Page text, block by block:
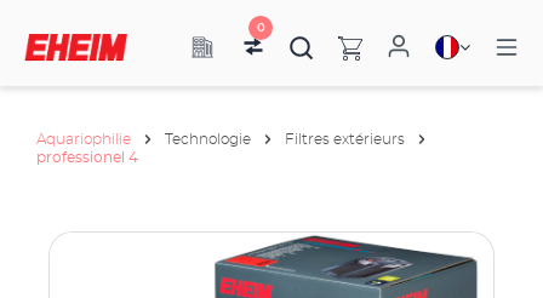
0
Aquariophilie Technologie
Filtres extérieurs
professionel 4